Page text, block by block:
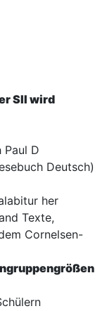
SII wird
Paul D
Deutsch)
her
Texte,
Cornelsen-